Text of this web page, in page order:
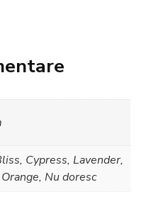
Cypress, Lavender,
Nu doresc